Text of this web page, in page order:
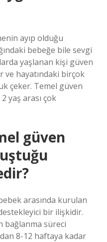
ayıp olduğu
bebeğe bile sevgi
yaşlanan kişi güven
ve hayatındaki birçok
çeker. Temel güven
yaş arası çok
güven
arasında kurulan
bir ilişkidir.
bağlanma süreci
8-12 haftaya kadar